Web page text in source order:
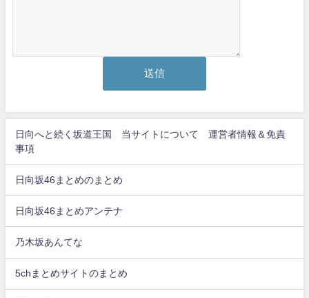
日向へと続く坂道王国 当サイトについて 運営者情報＆免責
事項
日向坂46まとめのまとめ
日向坂46まとめアンテナ
乃木坂あんてな
5chまとめサイトのまとめ